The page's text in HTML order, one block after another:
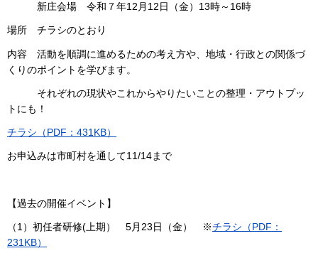
新庄会場 令和７年12月12日（金）13時～16時
場所 チラシのとおり
内容 活動を順調に進めるための考え方や、地域・行政との関係づ
くりのポイントを学びます。
それぞれの現状やこれからやりたいことの整理・アウトプッ
トにも！
チラシ（PDF：431KB）
お申込みは市町村を通して11/14まで
【過去の開催イベント】
（1）初任者研修(上期） 5月23日（金） ※チラシ（PDF：
231KB）